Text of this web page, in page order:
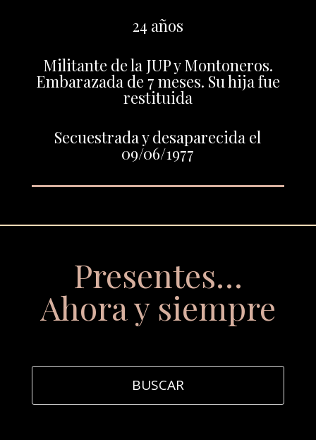
24 años
Militante de la JUP y Montoneros.
Embarazada de 7 meses. Su hija fue
restituida
Secuestrada y desaparecida el
09/06/1977
Presentes…
Ahora y siempre